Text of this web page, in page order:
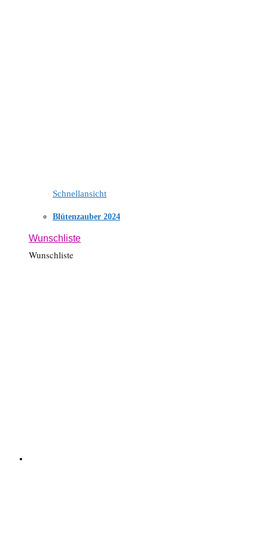
Schnellansicht
Blütenzauber 2024
Wunschliste
Wunschliste